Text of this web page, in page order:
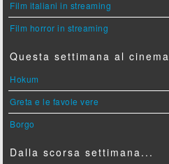
Film italiani in streaming
Film horror in streaming
Questa settimana al cinema
Hokum
Greta e le favole vere
Borgo
Dalla scorsa settimana...